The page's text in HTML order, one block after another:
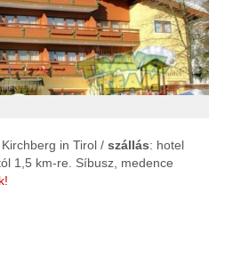
in Tirol / szállás: hotel
1,5 km-re. Síbusz, medence